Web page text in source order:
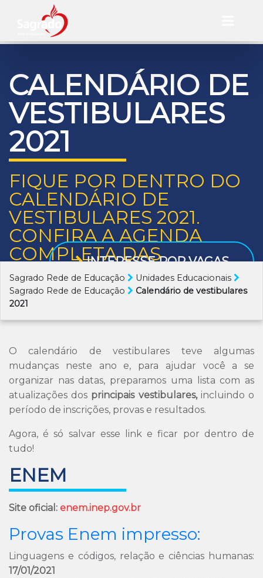
CALENDÁRIO DE
VESTIBULARES
2021
FIQUE POR DENTRO DO
CALENDÁRIO DE
VESTIBULARES 2021.
CONFIRA A AGENDA
COMPLETA DAS
PRINCIPAIS PROVAS!
INTERESSE POR VAGAS
Sagrado Rede de Educação
Unidades Educacionais
Sagrado Rede de Educação
Calendário de vestibulares
2021
O calendário de vestibulares teve algumas
mudanças neste ano e, para ajudar você a se
organizar nas datas, preparamos uma lista com as
atualizações dos principais vestibulares,incluindo o
período de inscrições, provas e resultados.
Agora, é só salvar esse link e ficar por dentro de
tudo!
ENEM
Site oficial: enem.inep.gov.br
Provas Enem impresso:
Linguagens e códigos, relação e ciências humanas:
17/01/2021